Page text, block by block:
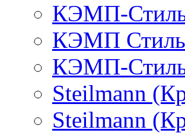
КЭМП-
КЭМП
КЭМП-
Steilmann
Steilmann